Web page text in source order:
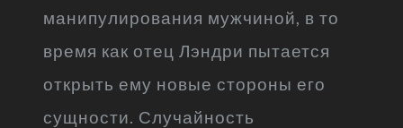
манипулирования мужчиной, в то
время как отец Лэндри пытается
открыть ему новые стороны его
сущности. Случайность